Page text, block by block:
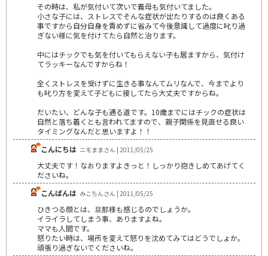
その時は、私が気付いて次いで義母も気付いてました。
小さな子には、ストレスでそんな症状が出たりするのは良くある
事ですから自分自身を責めずに省みて今後意識して過度に叱り過
ぎない様に気を付けてたら自然と治ります。
中にはチックでも気を付いてもらえない子も居ますから、気付け
てラッキーなんですからね！
全くストレスを受けずに生きる事なんてムリなんで、今までより
も叱り方を変えて子どもに接してたら大丈夫ですからね。
だいたい、どんな子も通る道です。10歳までにはチックの症状は
自然と落ち着くとも言われてますので、親子関係を見直せる良い
タイミングなんだと思いますよ！！
こんにちは ニモままさん | 2011/05/25
大丈夫です！なおりますよきっと！しっかり抱きしめてあげてく
ださいね。
こんばんは みこちんさん | 2011/05/25
ひきつる顔とは、旦那様も感じるのでしょうか。
イライラしてしまう事、ありますよね。
ママも人間です。
怒りたい時は、場所を変えて怒りを沈めてみてはどうでしょか。
頑張り過ぎないでくださいね。